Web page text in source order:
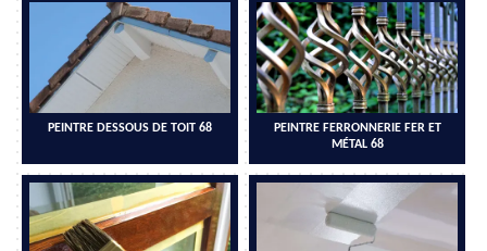
PEINTRE DESSOUS DE TOIT 68
PEINTRE FERRONNERIE FER ET
MÉTAL 68